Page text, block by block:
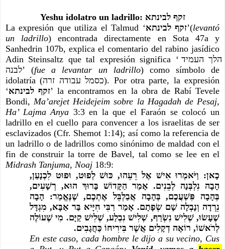
Yeshu idolatro un ladrillo: זקף לבינתא
La expresión que utiliza el Talmud ‘זקף לבינתא’(levantó
un ladrillo) encontrada directamente en Sota 47a y
Sanhedrin 107b, explica el comentario del rabino jasídico
Adin Steinsaltz que tal expresión significa ‘הלך העמיד
לבנה’ (fue a levantar un ladrillo) como símbolo de
idolatría (כסמל עבודה זרה). Por otra parte, la expresión
‘זקף לבינתא’ la encontramos en la obra de Rabí Tevele
Bondi, Ma’arejet Heidejeim sobre la Hagadah de Pesaj,
Ha’ Lajma Anya 3:3 en la que el Faraón se colocó un
ladrillo en el cuello para convencer a los israelitas de ser
esclavizados (Cfr. Shemot 1:14); así como la referencia de
un ladrillo o de ladrillos como sinónimo de maldad con el
Midrash Tanjuma, Noaj 18:9:
נֵרְדָה וְנָבְלָה שָׁם שְׂפָתָם. אָמַר רַבִּי חִיָּיא בַּר אַבָּא, מִגְדָּל
לְרֹאשׁוֹ, רוֹאֶה דְקָלִים אֲשֶׁר בִּירִיחוֹ כַּחֲגָבִים.
En este caso, cada hombre le dijo a su vecino, Cus